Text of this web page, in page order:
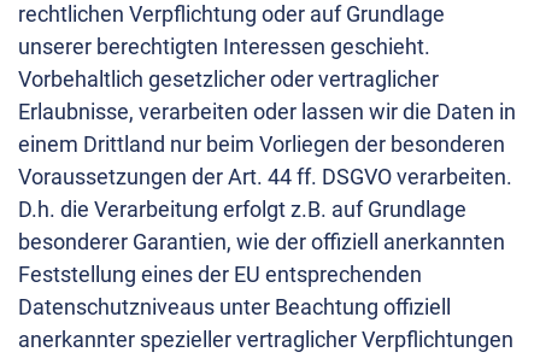
rechtlichen Verpflichtung oder auf Grundlage
unserer berechtigten Interessen geschieht.
Vorbehaltlich gesetzlicher oder vertraglicher
Erlaubnisse, verarbeiten oder lassen wir die Daten in
einem Drittland nur beim Vorliegen der besonderen
Voraussetzungen der Art. 44 ff. DSGVO verarbeiten.
D.h. die Verarbeitung erfolgt z.B. auf Grundlage
besonderer Garantien, wie der offiziell anerkannten
Feststellung eines der EU entsprechenden
Datenschutzniveaus unter Beachtung offiziell
anerkannter spezieller vertraglicher Verpflichtungen